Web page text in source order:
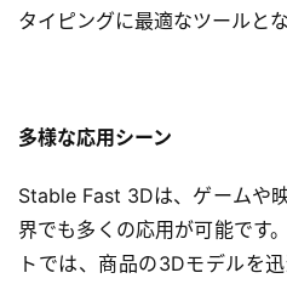
タイピングに最適なツールとな
多様な応用シーン
Stable Fast 3Dは、ゲームや
界でも多くの応用が可能です
トでは、商品の3Dモデルを